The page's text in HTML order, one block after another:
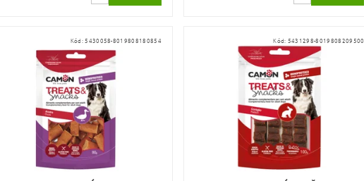
Kód:5430058-8019808180854 Kód: 5431298-8019808209500